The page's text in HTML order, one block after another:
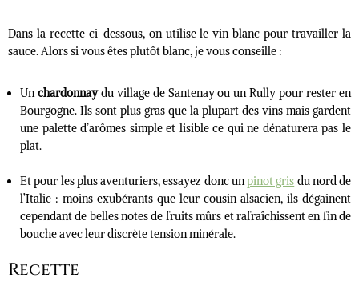
Dans la recette ci-dessous, on utilise le vin blanc pour travailler la
sauce. Alors si vous êtes plutôt blanc, je vous conseille :
Unchardonnaydu village de Santenay ou un Rully pour rester en
Bourgogne. Ils sont plus gras que la plupart des vins mais gardent
une palette d’arômes simple et lisible ce qui ne dénaturera pas le
plat.
Et pour les plus aventuriers, essayez donc unpinot gris du nord de
l’Italie : moins exubérants que leur cousin alsacien, ils dégainent
cependant de belles notes de fruits mûrs et rafraîchissent en fin de
bouche avec leur discrète tension minérale.
Recette